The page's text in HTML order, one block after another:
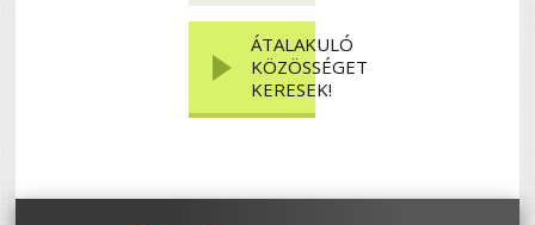
ÁTALAKULÓ
KÖZÖSSÉGET
KERESEK!